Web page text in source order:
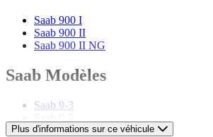
Saab 900 I
Saab 900 II
Saab 900 II NG
Saab Modèles
Saab 9-3
Saab 9-7X
Plus d'informations sur ce véhicule